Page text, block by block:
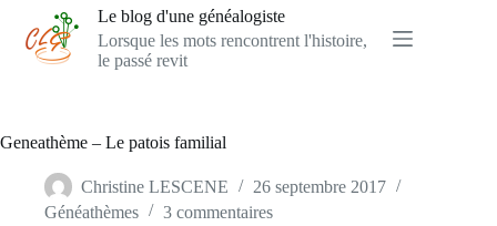
contenu
Le blog d'une généalogiste
Lorsque les mots rencontrent l'histoire,
le passé revit
Geneathème – Le patois familial
Christine LESCENE
26 septembre 2017
Généathèmes
3 commentaires